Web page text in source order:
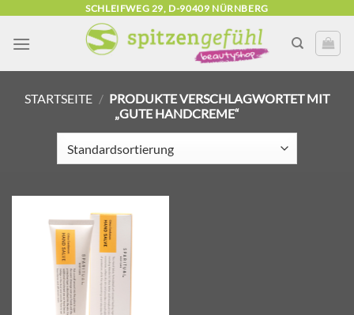
springen
SCHLEIFWEG 29, D-90409 NÜRNBERG
STARTSEITE / PRODUKTE VERSCHLAGWORTET MIT
„GUTE HANDCREME“
Wunschliste
hinzufügen